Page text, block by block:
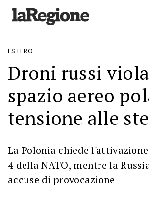
ESTERO
Droni russi
spazio aereo
tensione alle
La Polonia chiede
4 della NATO, mentre la
accuse di provocazione